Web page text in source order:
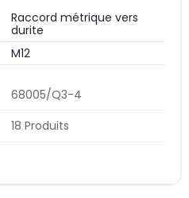
Raccord métrique vers
durite
M12
68005/Q3-4
18 Produits